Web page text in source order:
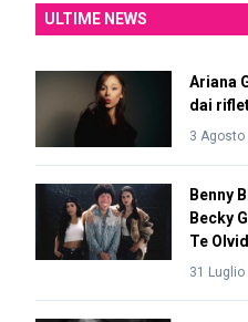
ULTIME NEWS
Ariana
dai
3 Agosto
Benny
Becky
Te
31 Luglio